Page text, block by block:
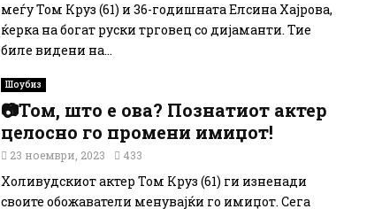
меѓу Том Круз (61) и 36-годишната Елсина Хајрова,
ќерка на богат руски трговец со дијаманти. Тие
биле видени на...
Шоубиз
📷Том, што е ова? Познатиот актер
целосно го промени имиџот!
23 ноември, 2023 433
Холивудскиот актер Том Круз (61) ги изненади
своите обожаватели менувајќи го имиџот. Сега